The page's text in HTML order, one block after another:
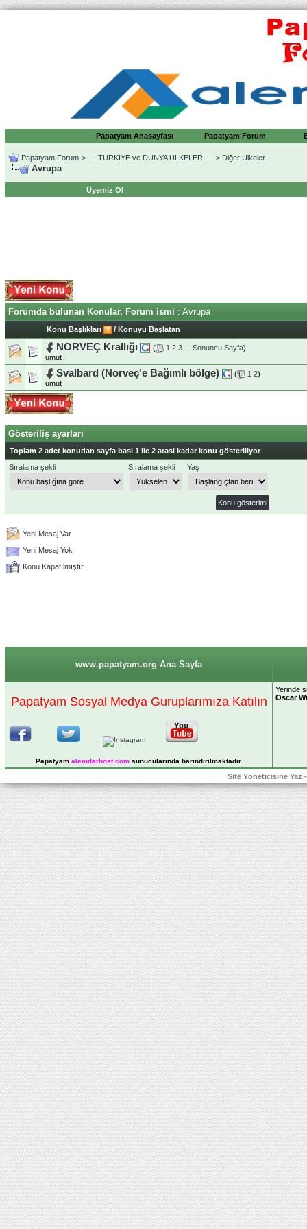
Papatyam Anasayfası Papatyam Forum
Papatyam Forum > ..::.TÜRKİYE ve DÜNYA ÜLKELERİ.::. > Diğer Ülkeler
Avrupa
Üyemiz Ol
Forumda bulunan Konular, Forum ismi : Avrupa
Konu Başlıkları / Konuyu Başlatan
NORVEÇ Krallığı ( 1 2 3 Sonuncu Sayfa)
umut
Svalbard (Norveç'e Bağımlı bölge) ( 1 2)
umut
Gösteriliş ayarları
Toplam 2 adet konudan sayfa basi 1 ile 2 arasi kadar konu gösteriliyor
Sıralama şekli
Sıralama şekli Yaş
Yeni Mesaj Var
Yeni Mesaj Yok
Konu Kapatılmıştır
www.papatyam.org Ana Sayfa
Papatyam Sosyal Medya Guruplarımıza Katılın
Papatyam alemdarhost.comsunucularında barındırılmaktadır.
Yerinde
Oscar
Site Yöneticisine Yaz